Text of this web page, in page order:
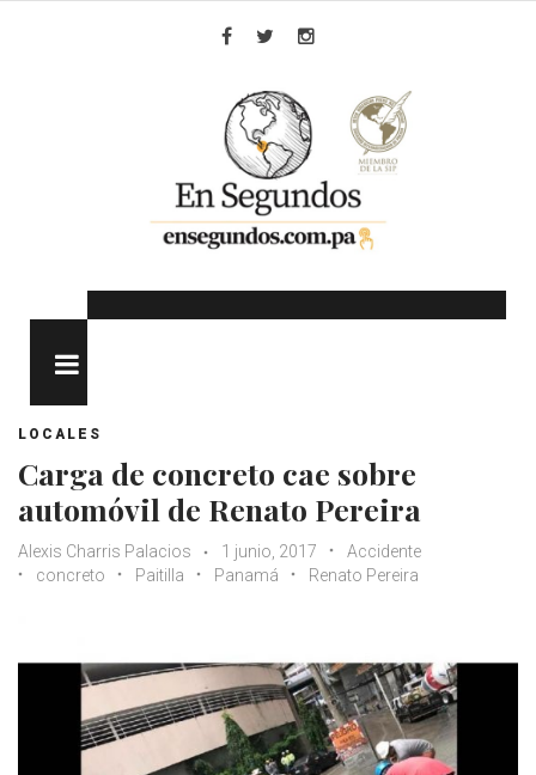
LOCALES
Carga de concreto cae sobre
automóvil de Renato Pereira
Alexis Charris Palacios 1 junio, 2017
Accidente
concreto
Paitilla Panamá Renato Pereira